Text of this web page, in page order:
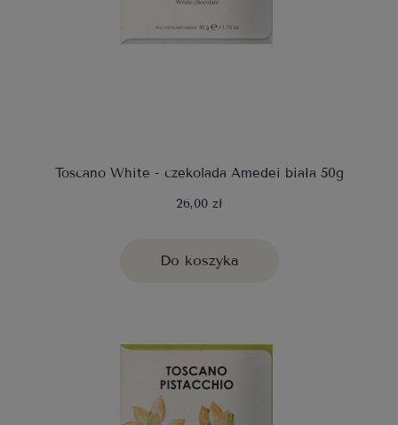
Toscano White - czekolada Amedei biała 50g
26,00 zł
Do koszyka